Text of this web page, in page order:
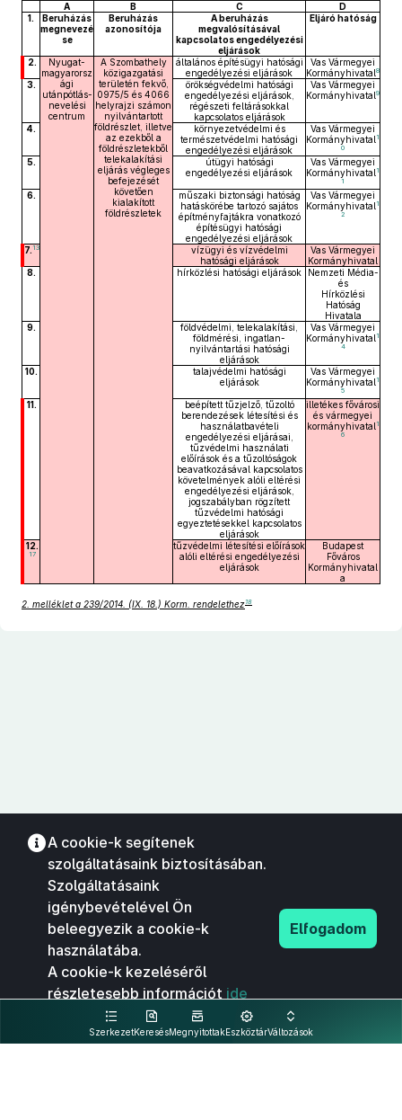
A B C
D
1.
Beruházás
megnevezé
se
Beruházás
azonosítója
A beruházás
megvalósításával
kapcsolatos engedélyezési
eljárások
Eljáró hatóság
2.
Nyugat-
magyarorsz
ági
utánpótlás-
nevelési
centrum
A Szombathely
közigazgatási
területén fekvő,
0975/5 és 4066
helyrajzi számon
nyilvántartott
földrészlet, illetve
az ezekből a
földrészletekből
telekalakítási
eljárás végleges
befejezését
követően
kialakított
földrészletek
általános építésügyi hatósági
engedélyezési eljárások
Vas Vármegyei
Kormányhivatal8
3.
örökségvédelmi hatósági
engedélyezési eljárások,
régészeti feltárásokkal
kapcsolatos eljárások
Vas Vármegyei
Kormányhivatal9
4.
környezetvédelmi és
természetvédelmi hatósági
engedélyezési eljárások
Vas Vármegyei
Kormányhivatal 1
0
5.
útügyi hatósági
engedélyezési eljárások
Vas Vármegyei
Kormányhivatal 1
1
6.
műszaki biztonsági hatóság
hatáskörébe tartozó sajátos
építményfajtákra vonatkozó
építésügyi hatósági
engedélyezési eljárások
Vas Vármegyei
Kormányhivatal 1
2
7. 13
vízügyi és vízvédelmi
hatósági eljárások
Vas Vármegyei
Kormányhivatal
8.
hírközlési hatósági eljárások
Nemzeti Média-
és
Hírközlési
Hatóság
Hivatala
9.
földvédelmi, telekalakítási,
földmérési, ingatlan-
nyilvántartási hatósági
eljárások
Vas Vármegyei
Kormányhivatal 1
4
10.
talajvédelmi hatósági
eljárások
Vas Vármegyei
Kormányhivatal 1
5
11.
beépített tűzjelző, tűzoltó
berendezések létesítési és
használatbavételi
engedélyezési eljárásai,
tűzvédelmi használati
előírások és a tűzoltóságok
beavatkozásával kapcsolatos
követelmények alóli eltérési
engedélyezési eljárások,
jogszabályban rögzített
tűzvédelmi hatósági
egyeztetésekkel kapcsolatos
eljárások
illetékes fővárosi
és vármegyei
kormányhivatal 1
6
12.
17
tűzvédelmi létesítési előírások
alóli eltérési engedélyezési
eljárások
Budapest
Főváros
Kormányhivatal
a
2. melléklet a 239/2014. (IX. 18.) Korm. rendelethez18
SzerkezetKeresésMegnyitottakEszköztárVáltozások
A cookie-k segítenek
szolgáltatásaink biztosításában.
Szolgáltatásaink
igénybevételével Ön
beleegyezik a cookie-k
használatába.
A cookie-k kezeléséről
részletesebb információt ide
kattintva olvashat.
Elfogadom